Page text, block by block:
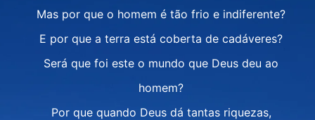
Mas por que o homem é tão frio e indiferente?
E por que a terra está coberta de cadáveres?
Será que foi este o mundo que Deus deu ao
homem?
Por que quando Deus dá tantas riquezas,